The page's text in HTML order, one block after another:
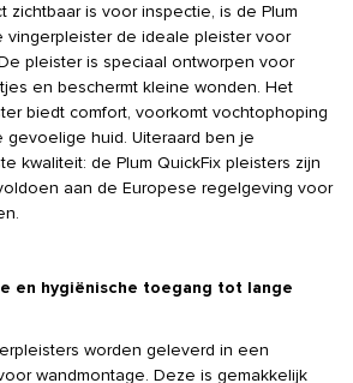
zichtbaar is voor inspectie, is de Plum
vingerpleister de ideale pleister voor
pleister is speciaal ontworpen voor
en beschermt kleine wonden. Het
biedt comfort, voorkomt vochtophoping
huid. Uiteraard ben je
kwaliteit: de Plum QuickFix pleisters zijn
aan de Europese regelgeving voor
en hygiënische toegang tot lange
worden geleverd in een
wandmontage. Deze is gemakkelijk